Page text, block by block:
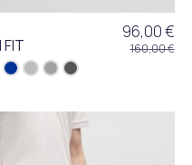
96,00 €
160,00 €